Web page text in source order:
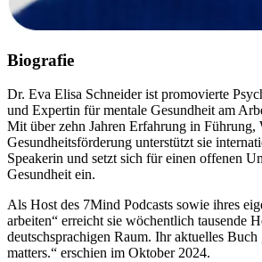
Biografie
Dr. Eva Elisa Schneider ist promovierte
und Expertin für mentale Gesundheit am
Mit über zehn Jahren Erfahrung in Führung,
Gesundheitsförderung unterstützt sie
Speakerin und setzt sich für einen offenen
Gesundheit ein.
Als Host des 7Mind Podcasts sowie ihres
arbeiten“ erreicht sie wöchentlich tausende
deutschsprachigen Raum. Ihr aktuelles Buch
matters.“ erschien im Oktober 2024.